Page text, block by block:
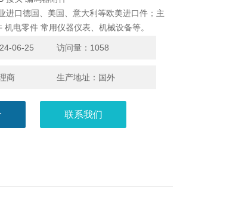
进口德国、美国、意大利等欧美进口件；主
机电零件 常用仪器仪表、机械设备等。
06-25 访问量：1058
商 生产地址：国外
联系我们